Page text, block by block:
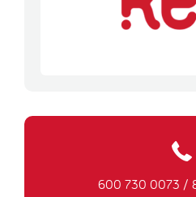
600 730 0073 /